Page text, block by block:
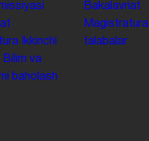
Ikkinchi
Bilim va
baholash
Bakalavriat
Magistratura
talabalar